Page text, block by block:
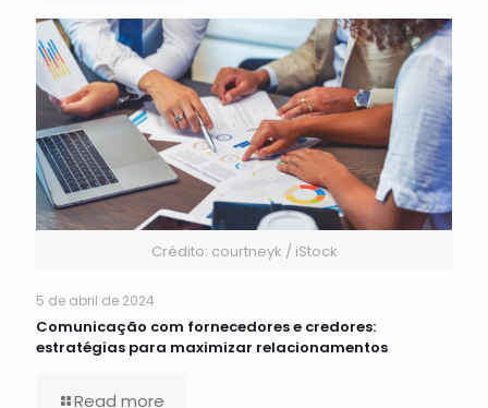
Crédito: courtneyk / iStock
5 de abril de 2024
Comunicação com fornecedores e credores:
estratégias para maximizar relacionamentos
Read more